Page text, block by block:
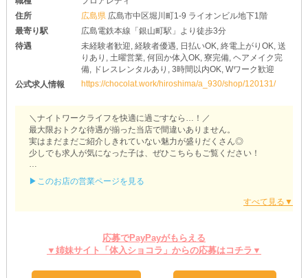
住所
広島県 広島市中区堀川町1-9 ライオンビル地下1階
最寄り駅
広島電鉄本線「銀山町駅」より徒歩3分
待遇
未経験者歓迎, 経験者優遇, 日払いOK, 終電上がりOK, 送
りあり, 土曜営業, 何回か体入OK, 寮完備, ヘアメイク完
備, ドレスレンタルあり, 3時間以内OK, Wワーク歓迎
公式求人情報
https://chocolat.work/hiroshima/a_930/shop/120131/
＼ナイトワークライフを快適に過ごすなら…！／
最大限おトクな待遇が揃った当店で間違いありません。
実はまだまだご紹介しきれていない魅力が盛りだくさん◎
少しでも求人が気になった子は、ぜひこちらもご覧ください！
ご自身で用意するとなると、出費も手間もかかってしまうはずで
しかし、当店であれば事前準備なしで始められます！
なぜならお店にて《レンタル衣装》が完備されているから。
余計な出費を抑えられるうえ、いつでも手軽にスタートできること
▶このお店の営業ページを見る
応募でPayPayがもらえる
▼姉妹サイト「体入ショコラ」からの応募はコチラ▼